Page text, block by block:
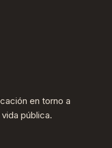
en torno a
pública.